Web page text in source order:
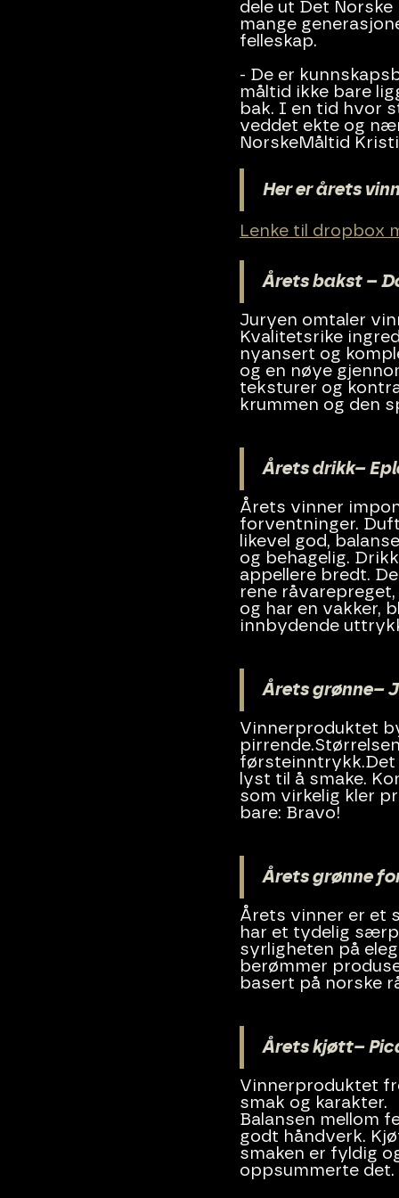
dele ut Det
mange
felleskap.
- De er
måltid ikke bare
bak. I en tid hvor
veddet ekte og
NorskeMåltid
Her er årets
Lenke til dropbox
Årets bakst –
Juryen omtaler
Kvalitetsrike
nyansert og
og en nøye
teksturer og
krummen og den
Årets drikk–
Årets vinner
forventninger.
likevel god,
og behagelig.
appellere bredt.
rene
og har en vakker,
innbydende
Årets grønne–
Vinnerproduktet
førsteinntrykk.Det
lyst til å smake.
som virkelig kler
bare: Bravo!
Årets grønne
Årets vinner er et
har et tydelig
syrligheten på
berømmer
basert på norske
Årets kjøtt–
Vinnerproduktet
smak og karakter.
Balansen mellom
godt håndverk.
smaken er fyldig
oppsummerte det.